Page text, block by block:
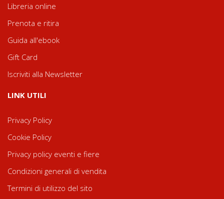
Libreria online
Prenota e ritira
Guida all'ebook
Gift Card
Iscriviti alla Newsletter
LINK UTILI
Privacy Policy
Cookie Policy
Privacy policy eventi e fiere
Condizioni generali di vendita
Termini di utilizzo del sito